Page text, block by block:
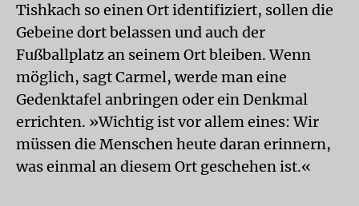
Tishkach so einen Ort identifiziert, sollen die
Gebeine dort belassen und auch der
Fußballplatz an seinem Ort bleiben. Wenn
möglich, sagt Carmel, werde man eine
Gedenktafel anbringen oder ein Denkmal
errichten. »Wichtig ist vor allem eines: Wir
müssen die Menschen heute daran erinnern,
was einmal an diesem Ort geschehen ist.«